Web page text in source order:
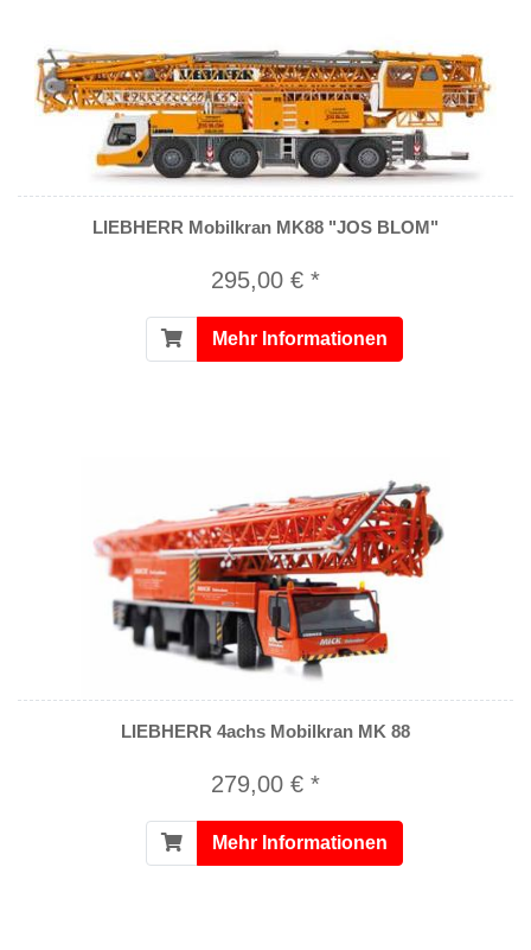
LIEBHERR Mobilkran MK88 "JOS BLOM"
295,00 € *
Mehr Informationen
LIEBHERR 4achs Mobilkran MK 88
279,00 € *
Mehr Informationen